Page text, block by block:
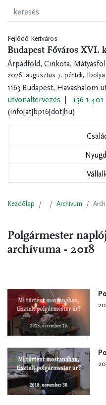
Fejlődő Kertváros
Budapest Főváros XVI.
Árpádföld, Cinkota,
2026. augusztus 7. péntek,
1163 Budapest, Havashalom
útvonaltervezés
+36 1
(info[at]bp16[dot]hu)
Kezdőlap Archívum
Polgármester
archívuma - 2018